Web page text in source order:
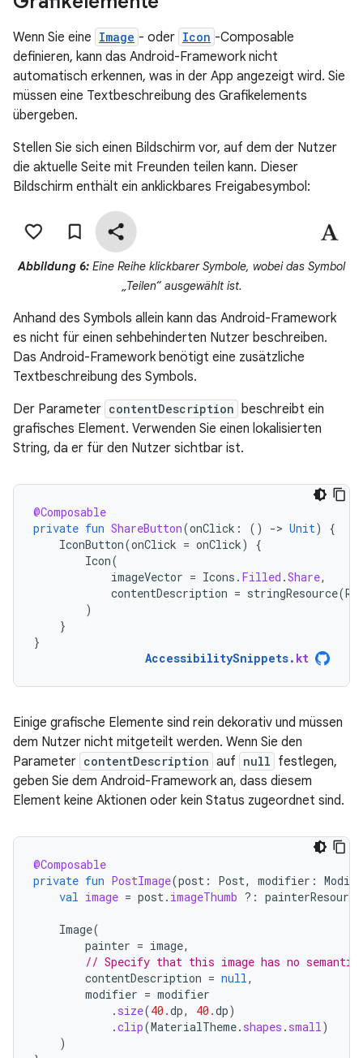
Wenn Sie eine Image - oder Icon -Composable
definieren, kann das Android-Framework nicht
automatisch erkennen, was in der App angezeigt wird. Sie
müssen eine Textbeschreibung des Grafikelements
übergeben.
Stellen Sie sich einen Bildschirm vor, auf dem der Nutzer
die aktuelle Seite mit Freunden teilen kann. Dieser
Bildschirm enthält ein anklickbares Freigabesymbol:
Abbildung 6: Eine Reihe klickbarer Symbole, wobei das Symbol
„Teilen“ ausgewählt ist.
Anhand des Symbols allein kann das Android-Framework
es nicht für einen sehbehinderten Nutzer beschreiben.
Das Android-Framework benötigt eine zusätzliche
Textbeschreibung des Symbols.
Der Parameter contentDescription beschreibt ein
grafisches Element. Verwenden Sie einen lokalisierten
String, da er für den Nutzer sichtbar ist.
@Composable
private fun ShareButton(onClick : () -> Unit)
{
IconButton(onClick = onClick)
{
Icon(
imageVector = Icons . Filled .Share,
contentDescription = stringResource(R
)
}
}
AccessibilitySnippets. kt
Einige grafische Elemente sind rein dekorativ und müssen
dem Nutzer nicht mitgeteilt werden. Wenn Sie den
Parameter contentDescription auf null festlegen,
geben Sie dem Android-Framework an, dass diesem
Element keine Aktionen oder kein Status zugeordnet sind.
@Composable
private fun PostImage(post : Post, modifier :
val image = post. imageThumb ?: painterResource
Image(
painter = image,
// Specify that this image has no semantic
contentDescription = null,
modifier = modifier
. size(40.dp, 40.dp)
.clip(MaterialTheme. shapes . small)
)